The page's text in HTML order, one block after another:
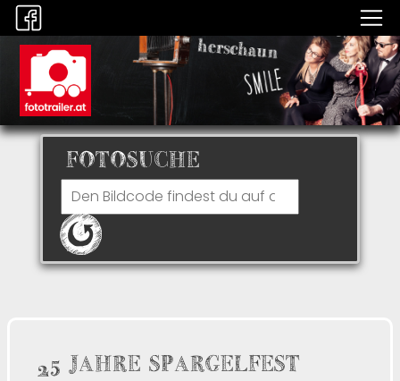
FOTOSUCHE
25 JAHRE SPARGELFEST